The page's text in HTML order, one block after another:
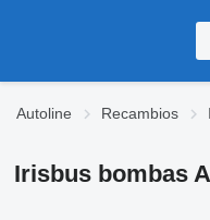
Autoline Recambios
Irisbus bombas